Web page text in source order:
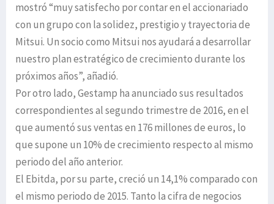
mostró “muy satisfecho por contar en el accionariado
con un grupo con la solidez, prestigio y trayectoria de
Mitsui. Un socio como Mitsui nos ayudará a desarrollar
nuestro plan estratégico de crecimiento durante los
próximos años”, añadió.
Por otro lado, Gestamp ha anunciado sus resultados
correspondientes al segundo trimestre de 2016, en el
que aumentó sus ventas en 176 millones de euros, lo
que supone un 10% de crecimiento respecto al mismo
periodo del año anterior.
El Ebitda, por su parte, creció un 14,1% comparado con
el mismo periodo de 2015. Tanto la cifra de negocios